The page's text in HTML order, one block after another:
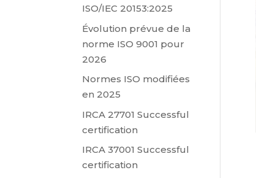
ISO/IEC 20153:2025
Évolution prévue de la
norme ISO 9001 pour
2026
Normes ISO modifiées
en 2025
IRCA 27701 Successful
certification
IRCA 37001 Successful
certification